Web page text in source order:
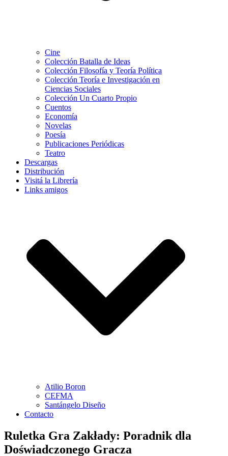
Cine
Colección Batalla de Ideas
Colección Filosofía y Teoría Política
Colección Teoría e Investigación en
Ciencias Sociales
Colección Un Cuarto Propio
Cuentos
Economía
Novelas
Poesía
Publicaciones Periódicas
Teatro
Descargas
Distribución
Visitá la Librería
Links amigos
Atilio Boron
CEFMA
Santángelo Diseño
Contacto
Ruletka Gra Zakłady: Poradnik dla
Doświadczonego Gracza